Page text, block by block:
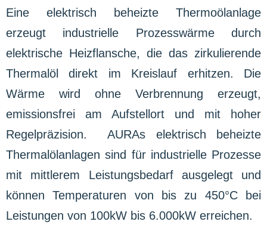
Eine elektrisch beheizte Thermoölanlage
erzeugt industrielle Prozesswärme durch
elektrische Heizflansche, die das zirkulierende
Thermalöl direkt im Kreislauf erhitzen. Die
Wärme wird ohne Verbrennung erzeugt,
emissionsfrei am Aufstellort und mit hoher
Regelpräzision. AURAs elektrisch beheizte
Thermalölanlagen sind für industrielle Prozesse
mit mittlerem Leistungsbedarf ausgelegt und
können Temperaturen von bis zu 450°C bei
Leistungen von 100kW bis 6.000kW erreichen.